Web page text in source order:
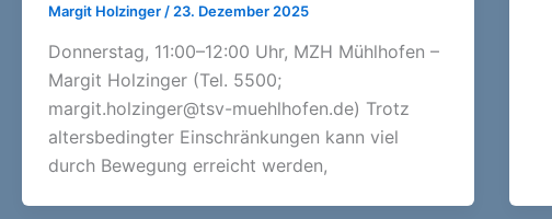
Margit Holzinger / 23. Dezember 2025
Donnerstag, 11:00–12:00 Uhr, MZH Mühlhofen –
Margit Holzinger (Tel. 5500;
margit.holzinger@tsv-muehlhofen.de) Trotz
altersbedingter Einschränkungen kann viel
durch Bewegung erreicht werden,